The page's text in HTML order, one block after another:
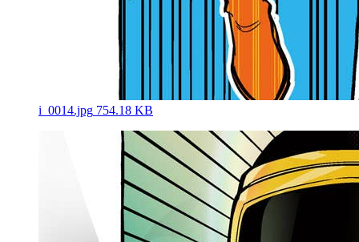
i_0014.jpg 754.18 KB